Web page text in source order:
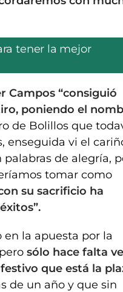
tener la mejor
Campos “consiguió
poniendo el
de Bolillos que
enseguida vi el
de alegría,
tomar como
su sacrificio ha
en la apuesta por la
sólo hace falta
que está la
de un año y que sin